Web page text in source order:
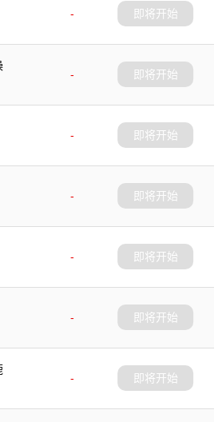
-
即将开始
-
即将开始
-
即将开始
-
即将开始
-
即将开始
-
即将开始
-
即将开始